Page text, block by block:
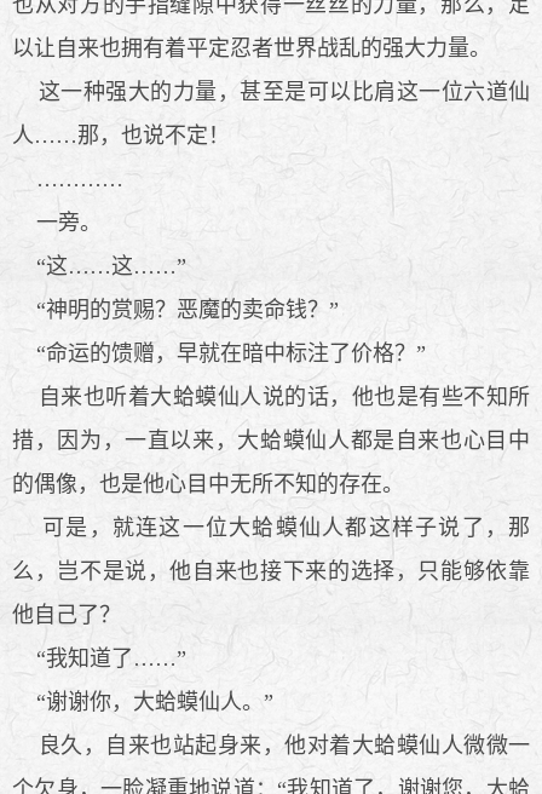
以让自来也拥有着平定忍者世界战乱的强大力量。
这一种强大的力量，甚至是可以比肩这一位六道仙
人……那，也说不定！
…………
一旁。
“这……这……”
“神明的赏赐？恶魔的卖命钱？”
“命运的馈赠，早就在暗中标注了价格？”
自来也听着大蛤蟆仙人说的话，他也是有些不知所
措，因为，一直以来，大蛤蟆仙人都是自来也心目中
的偶像，也是他心目中无所不知的存在。
可是，就连这一位大蛤蟆仙人都这样子说了，那
么，岂不是说，他自来也接下来的选择，只能够依靠
他自己了？
“我知道了……”
“谢谢你，大蛤蟆仙人。”
良久，自来也站起身来，他对着大蛤蟆仙人微微一
个欠身，一脸凝重地说道：“我知道了，谢谢您，大蛤